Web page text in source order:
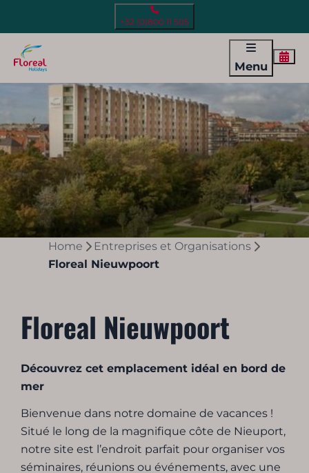
+32 (0)800 11 505
Menu
Home
Entreprises et Organisations
Floreal Nieuwpoort
Floreal Nieuwpoort
Découvrez cet emplacement idéal en bord de
mer
Bienvenue dans notre domaine de vacances !
Situé le long de la magnifique côte de Nieuport,
notre site est l’endroit parfait pour organiser vos
séminaires, réunions ou événements, avec une